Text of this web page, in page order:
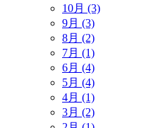
10月 (3)
9月 (3)
8月 (2)
7月 (1)
6月 (4)
5月 (4)
4月 (1)
3月 (2)